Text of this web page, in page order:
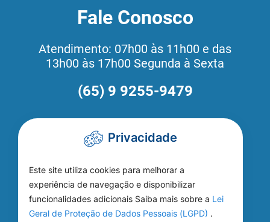
Fale Conosco
Atendimento: 07h00 às 11h00 e das
13h00 às 17h00 Segunda à Sexta
(65) 9 9255-9479
Como Chegar
Prefeitura de Nobres
Paço da Prefeitura Municipal, rua
Ludgardes Hoffmann Riedi, s/n,
Privacidade
Este site utiliza cookies para melhorar a
experiência de navegação e disponibilizar
funcionalidades adicionais Saiba mais sobre a Lei
Geral de Proteção de Dados Pessoais (LGPD) .